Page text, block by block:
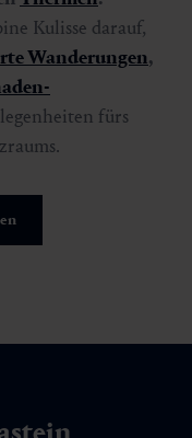
Kulisse darauf,
Wanderungen,
fürs